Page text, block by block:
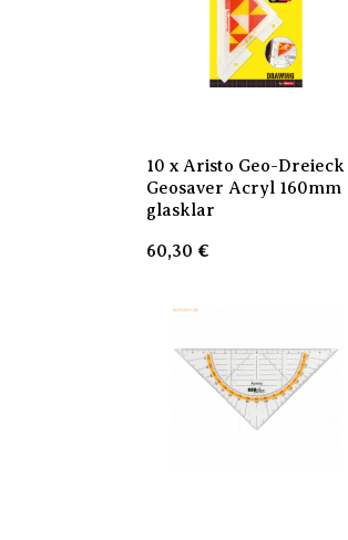
10 x Aristo Geo-Dreieck
Geosaver Acryl 160mm
glasklar
60,30 €